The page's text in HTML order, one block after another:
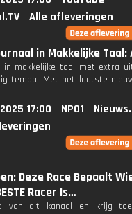
Alle afleveringen
in Makkelijke Taal:
in makkelijke taal met extra
tempo. Met het laatste
17:00 NPO1
Deze Race Bepaalt
Racer Is…
van dit kanaal en krijg